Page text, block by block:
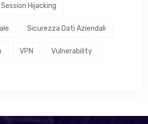
Session Hijacking
Sicurezza Dati Aziendali
VPN Vulnerability